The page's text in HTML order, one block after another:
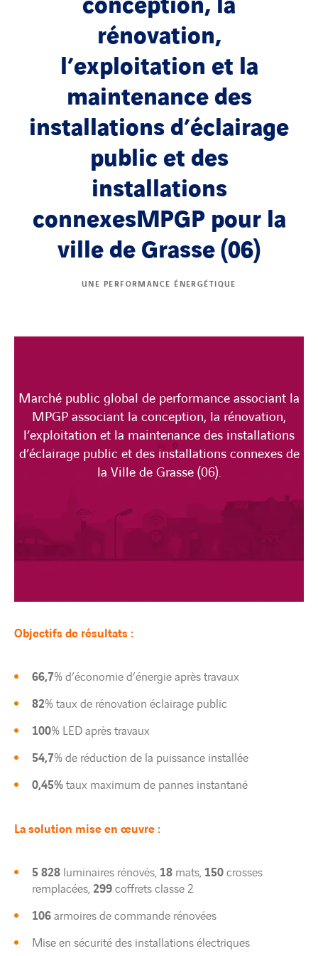
rénovation,
l’exploitation et la
maintenance des
installations d’éclairage
public et des
installations
connexesMPGP pour la
ville de Grasse (06)
UNE PERFORMANCE ÉNERGÉTIQUE
Marché public global de performance associant la
MPGP associant la conception, la rénovation,
l’exploitation et la maintenance des installations
d’éclairage public et des installations connexes de
la Ville de Grasse (06).
Objectifs de résultats :
66,7% d’économie d’énergie après travaux
82% taux de rénovation éclairage public
100% LED après travaux
54,7% de réduction de la puissance installée
0,45%taux maximum de pannes instantané
La solution mise en œuvre :
5 828 luminaires rénovés, 18 mats, 150crosses
remplacées, 299coffrets classe 2
106armoires de commande rénovées
Mise en sécurité des installations électriques